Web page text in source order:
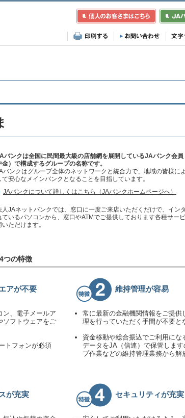
バンクは全国に民間最大級の店舗網を展開しているJAバンク会
金）で構成するグループの名称です。
バンクはグループ全体のネットワークと統合力で、地域の皆様に
て安心なメインバンクとなることを目指しています。
JAバンクについて詳しくはこちら（JAバンクホームページへ）
人JAネットバンクでは、窓口に一度ご来店いただくだけで、イン
ているパソコンから、窓口やATMでご提供しております各種サー
いただけます。
つの特徴
アが不要
ン、電子メールア
ソフトウェアをご
トフォンが必須
維持管理が容易
常に最新の金融機関情報をご提供
理を行っていただく手間が不要と
資金移動や総合振込でご利用にな
データをJA（信連）で保管します
プ作業などの維持管理業務から解
が充実 セキュリティが充実